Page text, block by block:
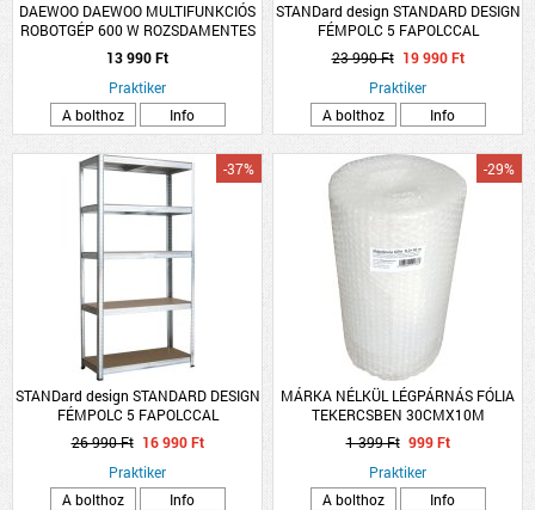
DAEWOO DAEWOO MULTIFUNKCIÓS
ROBOTGÉP 600 W ROZSDAMENTES
APRÍTÓKÉS
13 990 Ft
Praktiker
A bolthoz
Info
STANDard design STANDARD DESIGN
FÉMPOLC 5 FAPOLCCAL
HORGANYZOTT TEHERB:275
KG/POLC, ÖSSZTB: 1375 KG
180X90X45CM
23 990 Ft 19 990 Ft
Praktiker
A bolthoz
Info
STANDard design STANDARD DESIGN
FÉMPOLC 5 FAPOLCCAL
HORGANYZOTT TEHERB:175
KG/POLC, ÖSSZTB: 875 KG
180X90X45 CM
-37%
26 990 Ft 16 990 Ft
Praktiker
A bolthoz
Info
MÁRKA NÉLKÜL LÉGPÁRNÁS FÓLIA
TEKERCSBEN 30CMX10M
-29%
1 399 Ft 999 Ft
Praktiker
A bolthoz
Info